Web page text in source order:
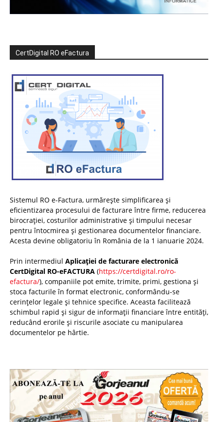
CertDigital RO eFactura
Sistemul RO e-Factura, urmărește simplificarea și
eficientizarea procesului de facturare între firme, reducerea
birocrației, costurilor administrative și timpului necesar
pentru întocmirea și gestionarea documentelor financiare.
Acesta devine obligatoriu în România de la 1 ianuarie 2024.
Prin intermediul Aplicației de facturare electronică
CertDigital RO-eFACTURA (https://certdigital.ro/ro-
efactura/), companiile pot emite, trimite, primi, gestiona și
stoca facturile în format electronic, conformându-se
cerințelor legale și tehnice specifice. Aceasta facilitează
schimbul rapid și sigur de informații financiare între entități,
reducând erorile și riscurile asociate cu manipularea
documentelor pe hârtie.